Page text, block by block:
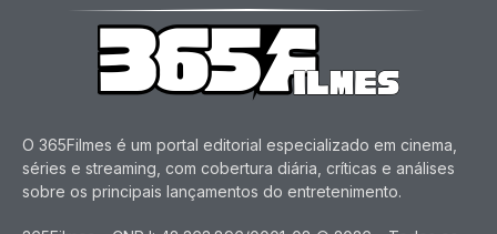
O 365Filmes é um portal editorial especializado em cinema,
séries e streaming, com cobertura diária, críticas e análises
sobre os principais lançamentos do entretenimento.